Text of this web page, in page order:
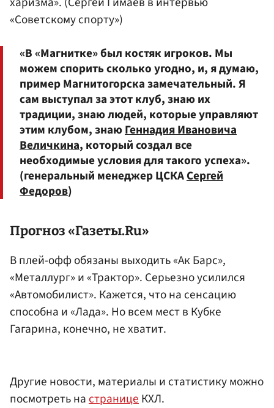
«Советскому спорту»)
«В «Магнитке» был костяк игроков. Мы
можем спорить сколько угодно, и, я думаю,
пример Магнитогорска замечательный. Я
сам выступал за этот клуб, знаю их
традиции, знаю людей, которые управляют
этим клубом, знаюГеннадия Ивановича
Величкина, который создал все
необходимые условия для такого успеха».
(генеральный менеджер ЦСКАСергей
Федоров)
Прогноз «Газеты.Ru»
В плей-офф обязаны выходить «Ак Барс»,
«Металлург» и «Трактор». Серьезно усилился
«Автомобилист». Кажется, что на сенсацию
способна и «Лада». Но всем мест в Кубке
Гагарина, конечно, не хватит.
Другие новости, материалы и статистику можно
посмотреть настраницеКХЛ.